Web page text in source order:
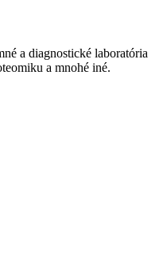
a diagnostické laboratória
a mnohé iné.